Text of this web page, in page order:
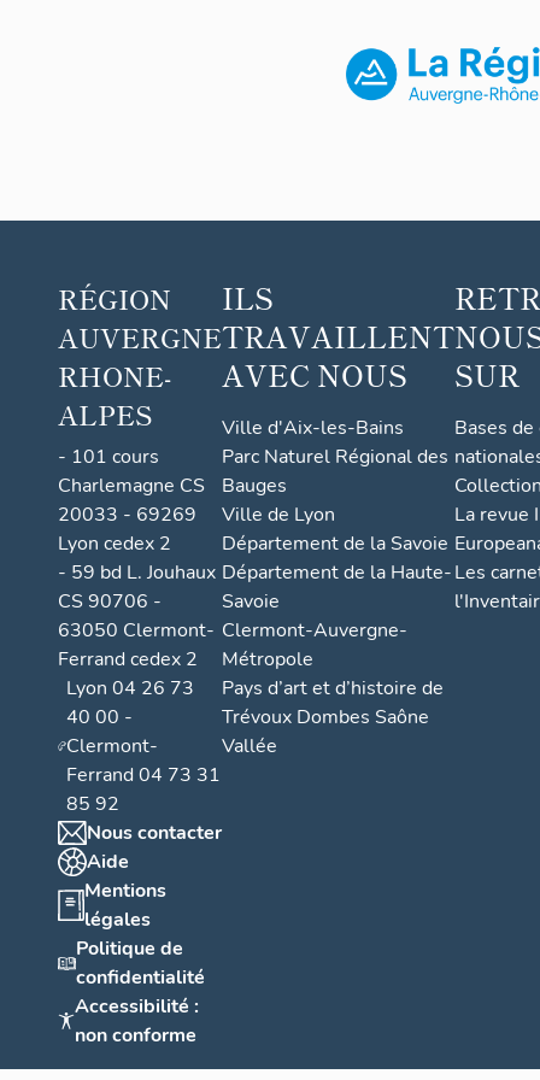
n
t
c
t
é,
d
it
l
s
s
m
n
t
RÉGION
AUVERGNE
RHONE-
ALPES
- 101 cours
Charlemagne CS
20033 - 69269
Lyon cedex 2
- 59 bd L. Jouhaux
CS 90706 -
63050 Clermont-
Ferrand cedex 2
Lyon 04 26 73
40 00 -
Clermont-
Ferrand 04 73 31
85 92
Nous contacter
Aide
Mentions
légales
Politique de
confidentialité
Accessibilité :
non conforme
ILS
TRAVAILLENT
AVEC NOUS
Ville d'Aix-les-Bains
Parc Naturel Régional des
Bauges
Ville de Lyon
Département de la Savoie
Département de la Haute-
Savoie
Clermont-Auvergne-
Métropole
Pays d’art et d’histoire de
Trévoux Dombes Saône
Vallée
SUR
Bases
La revue
Les